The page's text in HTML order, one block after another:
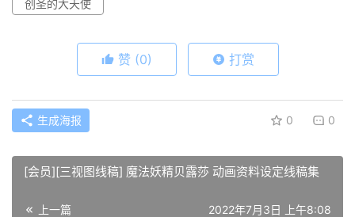
创圣的大天使
赞 (0) 打赏
生成海报 0 0
[会员][三视图线稿] 魔法妖精贝露莎 动画资料设定线稿集
上一篇 2022年7月3日 上午8:08